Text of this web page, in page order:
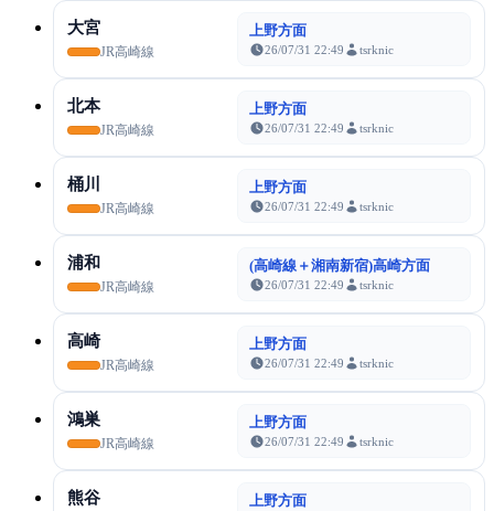
大宮
JR高崎線
上野方面
26/07/31 22:49 tsrknic
北本
JR高崎線
上野方面
26/07/31 22:49 tsrknic
桶川
JR高崎線
上野方面
26/07/31 22:49 tsrknic
浦和
JR高崎線
(高崎線＋湘南新宿)高崎方面
26/07/31 22:49 tsrknic
高崎
JR高崎線
上野方面
26/07/31 22:49 tsrknic
鴻巣
JR高崎線
上野方面
26/07/31 22:49 tsrknic
熊谷 上野方面